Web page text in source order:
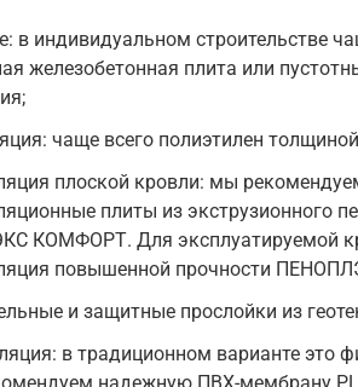
в индивидуальном строительстве
железобетонная плита или
чаще всего полиэтилен
плоской кровли: мы
плиты из экструзионного
КОМФОРТ. Для эксплуатируемой
повышенной прочности
и защитные прослойки из
в традиционном варианте это